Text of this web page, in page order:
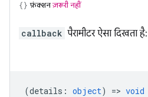
फ़ंक्शनज़रूरी नहीं
callback पैरामीटर ऐसा दिखता है:
(details : object) => void